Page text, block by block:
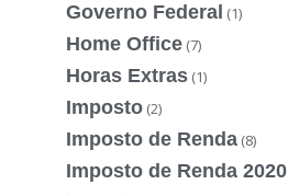
Governo Federal (1)
Home Office (7)
Horas Extras (1)
Imposto (2)
Imposto de Renda (8)
Imposto de Renda 2020